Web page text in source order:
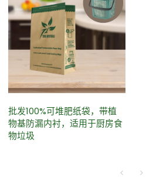
批发100%可堆肥纸袋，带植
物基防漏内衬，适用于厨房食
物垃圾